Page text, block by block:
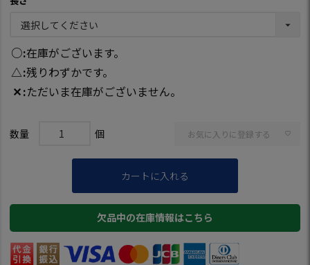
○ 在庫がございます。
△ 残りわずかです。
✕ ただいま在庫がございません。
お気に入りに登録する
カートに入れる
欠品中の在庫情報はこちら